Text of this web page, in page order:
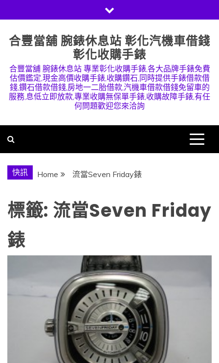
to
content
合豐當舖 腕錶休息站 彰化汽機車借錢
彰化收購手錶
合豐當舖 腕錶休息站 專業彰化收購手錶,各大品牌手錶免費
估價鑑定,現金高價收購手錶,收購鑽石,同時提供手錶借款借
錢,鑽石借款借錢,房地一二胎借款,汽機車借款借錢免留車的
服務,息低立即放款,專業收購無保單手錶,收購故障手錶,有任
何問題歡迎您來洽詢
快訊 Home 流當Seven Friday錶
標籤: 流當Seven Friday
錶